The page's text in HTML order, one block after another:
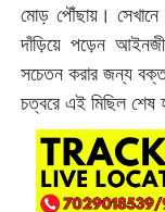
মোড় পৌঁছায়। সেখানে
দাঁড়িয়ে পড়েন
সচেতন করার জন্য
চত্বরে এই মিছিল শেষ